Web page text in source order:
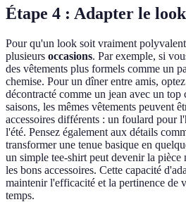
Étape 4 : Adapter le
Pour qu'un look soit vraiment
plusieurs occasions. Par exemple, si
des vêtements plus formels comme un
chemise. Pour un dîner entre amis,
décontracté comme un jean avec un
saisons, les mêmes vêtements peuvent
accessoires différents : un foulard pour
l'été. Pensez également aux détails
transformer une tenue basique en
un simple tee-shirt peut devenir la pièce
les bons accessoires. Cette capacité
maintenir l'efficacité et la pertinence de
temps.